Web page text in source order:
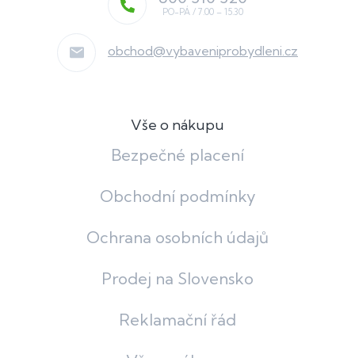
obchod@vybaveniprobydleni.cz
Vše o nákupu
Bezpečné placení
Obchodní podmínky
Ochrana osobních údajů
Prodej na Slovensko
Reklamační řád